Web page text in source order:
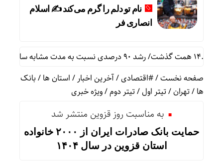
نام تو دلم را گرم می‌کند ✍️ اسلام
انصاری فر
صفحه نخست/#اقتصادی/آخرین اخبار/استان ها/بانک
ها/تهران/تیتر اول/تیتر دوم/ویژه خبری
به مناسبت روز قزوین منتشر شد
حمایت بانک صادرات ایران از ۲۰۰۰ خانواده
استان قزوین در سال ۱۴۰۴